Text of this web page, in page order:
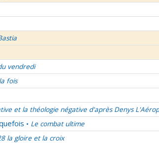
vendredi
fois
et la théologie négative d'après Denys
• Le combat ultime
la gloire et la croix